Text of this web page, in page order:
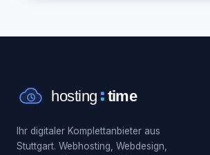
Ihr digitaler Komplettanbieter aus
Stuttgart. Webhosting, Webdesign,